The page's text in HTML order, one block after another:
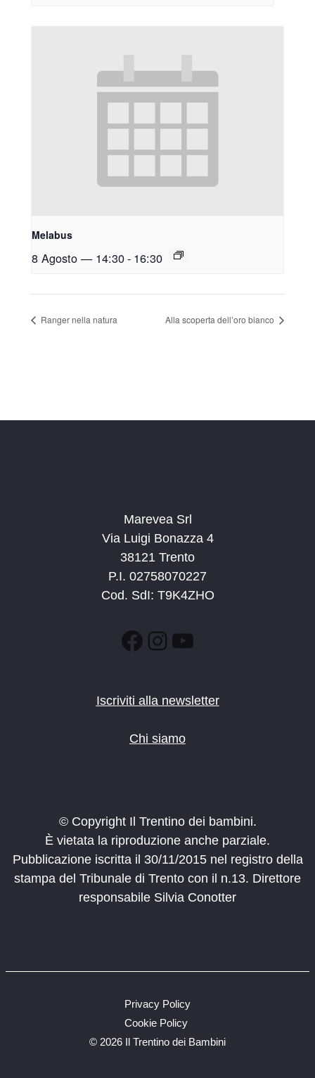
Melabus
8 Agosto — 14:30- 16:30
Ranger nella natura Alla scoperta dell’oro bianco
Marevea Srl
Via Luigi Bonazza 4
38121 Trento
P.I. 02758070227
Cod. SdI: T9K4ZHO
Facebook
Instagram
YouTube
Iscriviti alla newsletter
Chi siamo
© Copyright Il Trentino dei bambini.
È vietata la riproduzione anche parziale.
Pubblicazione iscritta il 30/11/2015 nel registro della
stampa del Tribunale di Trento con il n.13. Direttore
responsabile Silvia Conotter
© 2026 Il Trentino dei Bambini
Privacy Policy
Cookie Policy